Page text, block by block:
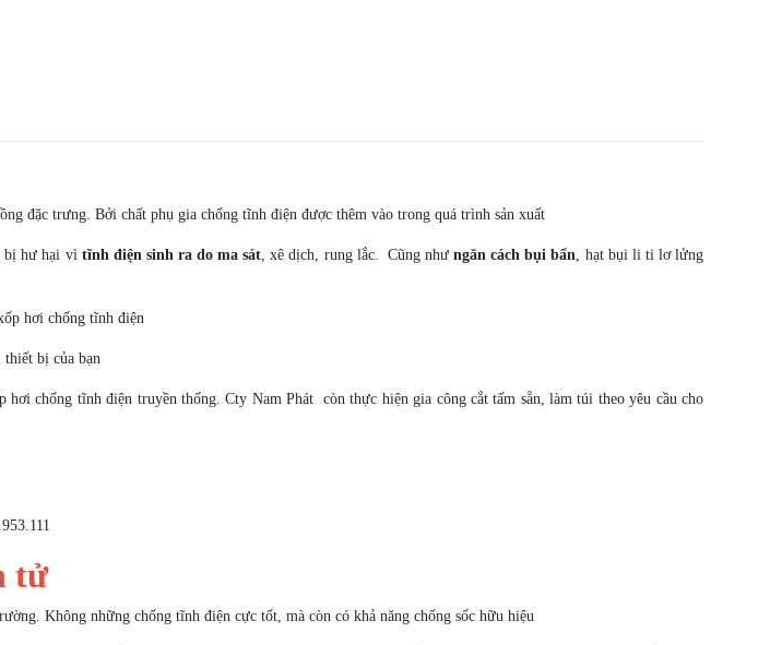
đặc trưng. Bởi chất phụ gia chống tĩnh điện được thêm vào trong quá trình sản xuất
bị hư hại vì tĩnh điện sinh ra do ma sát, xê dịch, rung lắc. Cũng nhưngăn cách bụi bẩn, hạt bụi li ti lơ lửng
bị của bạn
chống tĩnh điện truyền thống. Cty Nam Phát còn thực hiện gia công cắt tấm sẵn, làm túi theo yêu cầu cho
tử
Không những chống tĩnh điện cực tốt, mà còn có khả năng chống sốc hữu hiệu